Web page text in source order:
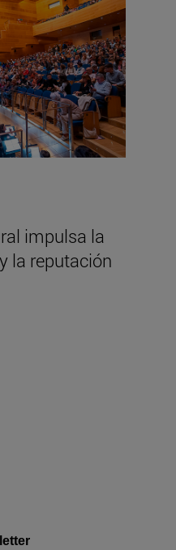
impulsa la
la reputación